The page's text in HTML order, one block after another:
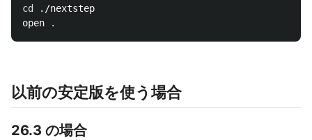
cd
./nextstep
open
.
以前の安定版を使う場合
26.3 の場合